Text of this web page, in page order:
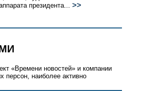
президента... >>
«Времени новостей» и компании
персон, наиболее активно